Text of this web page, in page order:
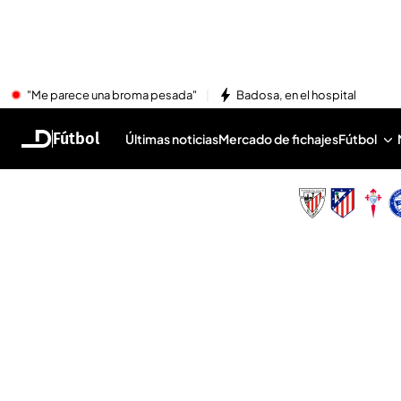
"Me parece una broma pesada" Badosa, en el hospital
Fútbol Últimas noticiasMercado de fichajesFútbol